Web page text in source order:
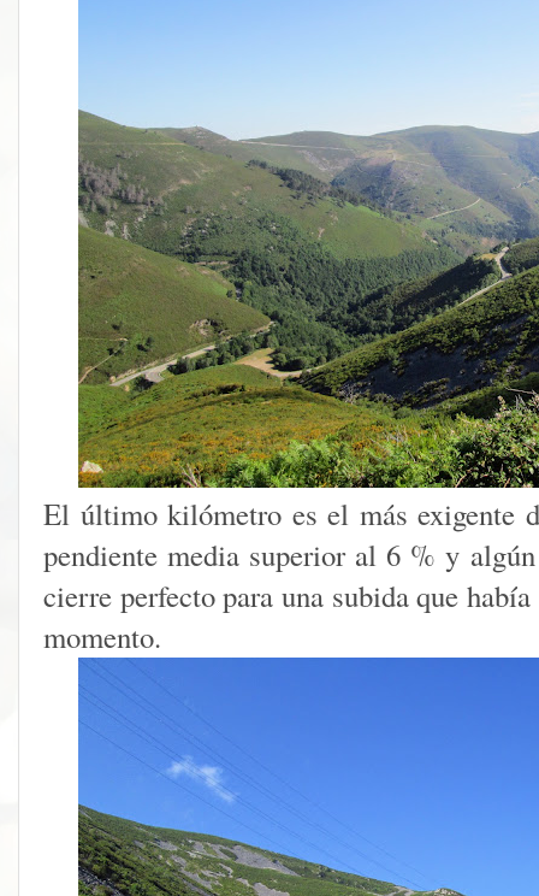
El último kilómetro es el más exigente
pendiente media superior al 6 % y
cierre perfecto para una subida que
momento.